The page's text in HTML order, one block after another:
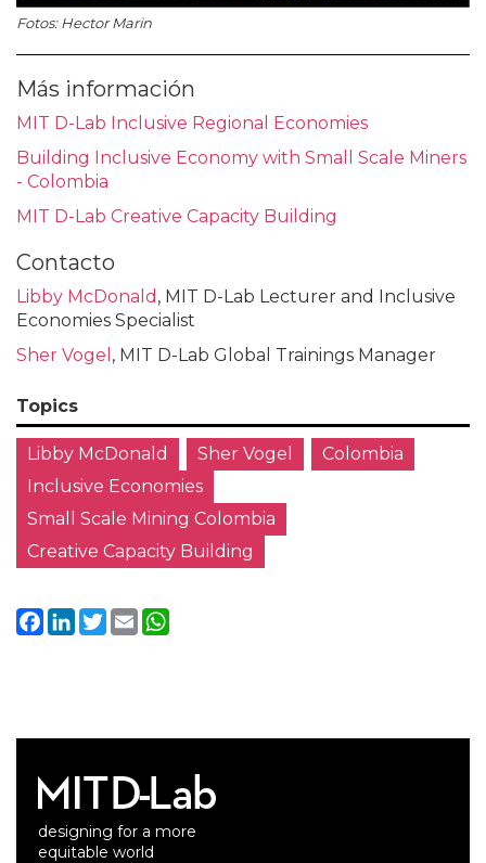
Fotos: Hector Marin
Más información
MIT D-Lab Inclusive Regional Economies
Building Inclusive Economy with Small Scale Miners
- Colombia
MIT D-Lab Creative Capacity Building
Contacto
Libby McDonald , MIT D-Lab Lecturer and Inclusive
Economies Specialist
Sher Vogel , MIT D-Lab Global Trainings Manager
Topics
Libby McDonald Sher Vogel
Colombia
Inclusive Economies
Small Scale Mining Colombia
Creative Capacity Building
Facebook
LinkedIn
Twitter
Email
designing for a more
equitable world